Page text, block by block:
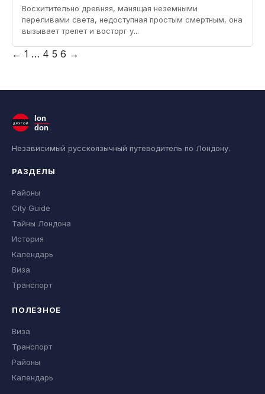
Восхитительно древняя, манящая неземными
переливами света, недоступная простым смертным, она
вызывает трепет и восторг у...
Пагинация
← 1 … 4 5 6 →
ДРУГОЙ
lon
don
Независимый русскоязычный путеводитель по Лондону.
РАЗДЕЛЫ
Районы
City Guide
Тайны Лондона
История
Календарь
Виза
Транспорт
ПОЛЕЗНОЕ
Виза
Транспорт
Районы
Календарь